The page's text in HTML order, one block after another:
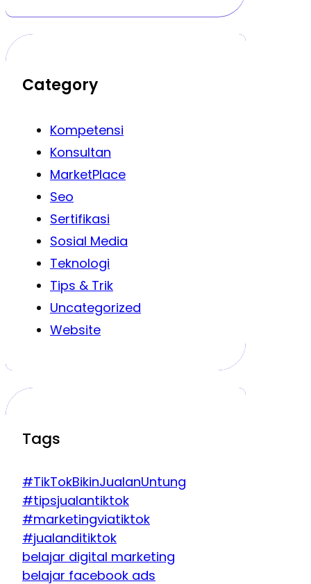
Category
Kompetensi
Konsultan
MarketPlace
Seo
Sertifikasi
Sosial Media
Teknologi
Tips & Trik
Uncategorized
Website
Tags
#TikTokBikinJualanUntung
#tipsjualantiktok
#marketingviatiktok
#jualanditiktok
belajar digital marketing
belajar facebook ads